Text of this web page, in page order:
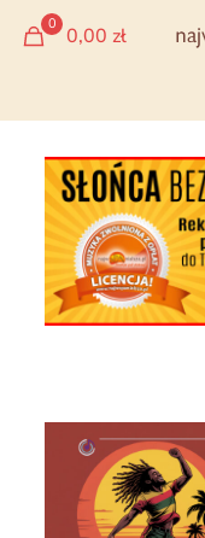
0 0,00 zł